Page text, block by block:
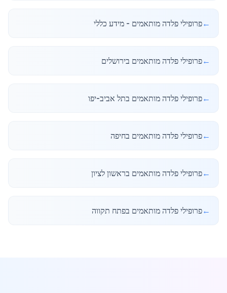
←פרופילי פלדה מותאמים - מידע כללי
←פרופילי פלדה מותאמים בירושלים
←פרופילי פלדה מותאמים בתל אביב-יפו
←פרופילי פלדה מותאמים בחיפה
←פרופילי פלדה מותאמים בראשון לציון
←פרופילי פלדה מותאמים בפתח תקווה